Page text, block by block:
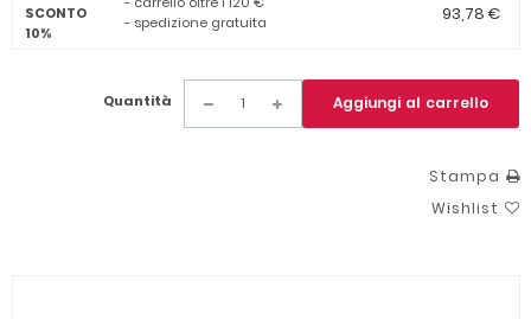
SCONTO
10%
- spedizione gratuita
93,78 €
Quantità Aggiungi al carrello
Stampa
Wishlist